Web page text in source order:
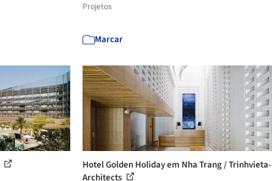
Projetos
Marcar
Hotel Golden Holiday em Nha Trang / Trinhvieta-
Architects